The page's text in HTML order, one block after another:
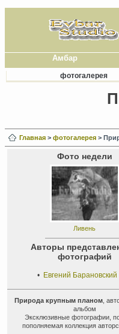
Амбар
фотогалерея
Главная > фотогалерея >
Фото недели
Ливень
Авторы
фотографий
• Евгений Барановский
Природа крупным планом,
альбом
Эксклюзивные фотографии,
пополняемая коллекция